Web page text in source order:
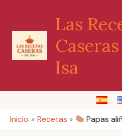
contenido
Las
Isa
Inicio Recetas Papas